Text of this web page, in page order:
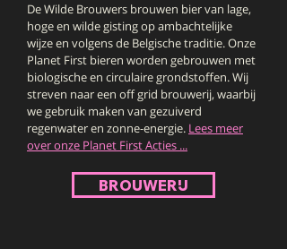
De Wilde Brouwers brouwen bier van lage,
hoge en wilde gisting op ambachtelijke
wijze en volgens de Belgische traditie. Onze
Planet First bieren worden gebrouwen met
biologische en circulaire grondstoffen. Wij
streven naar een off grid brouwerij, waarbij
we gebruik maken van gezuiverd
regenwater en zonne-energie. Lees meer
over onze Planet First Acties ...
BROUWERIJ